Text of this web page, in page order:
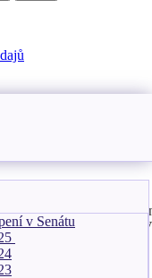
v Senátu
a podnětům z
Kordová Marvanová.